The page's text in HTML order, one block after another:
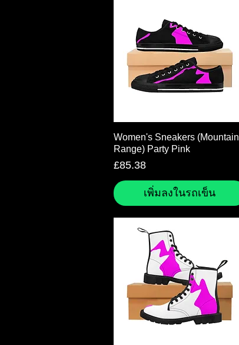
ดูข้อมูลด่วน
Women's Sneakers (Mountain
Range) Party Pink
ราคา
£85.38
เพิ่มลงในรถเข็น